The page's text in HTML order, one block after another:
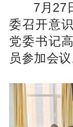
7月27
委召开意
党委书记
员参加会议